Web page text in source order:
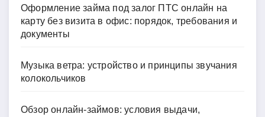
Оформление займа под залог ПТС онлайн на
карту без визита в офис: порядок, требования и
документы
Музыка ветра: устройство и принципы звучания
колокольчиков
Обзор онлайн-займов: условия выдачи,